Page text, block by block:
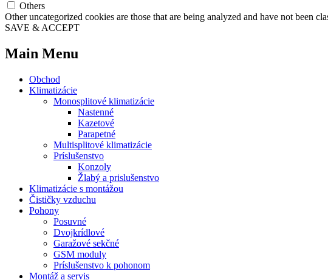
Others
Other uncategorized cookies are those that are being analyzed and have not been
SAVE & ACCEPT
Main Menu
Obchod
Klimatizácie
Monosplitové klimatizácie
Nastenné
Kazetové
Parapetné
Multisplitové klimatizácie
Príslušenstvo
Konzoly
Žlabý a prislušenstvo
Klimatizácie s montážou
Čističky vzduchu
Pohony
Posuvné
Dvojkrídlové
Garažové sekčné
GSM moduly
Príslušenstvo k pohonom
Montáž a servis